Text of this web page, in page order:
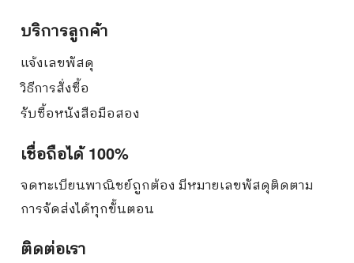
บริการลูกค้า
แจ้งเลขพัสดุ
วิธีการสั่งซื้อ
รับซื้อหนังสือมือสอง
เชื่อถือได้ 100%
จดทะเบียนพาณิชย์ถูกต้อง มีหมายเลขพัสดุติดตาม
การจัดส่งได้ทุกขั้นตอน
ติดต่อเรา